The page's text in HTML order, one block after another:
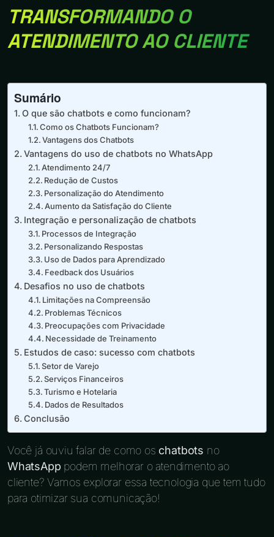
TRANSFORMANDO O
ATENDIMENTO AO CLIENTE
Sumário
O que são chatbots e como funcionam?
Como os Chatbots Funcionam?
Vantagens dos Chatbots
Vantagens do uso de chatbots no WhatsApp
Atendimento 24/7
Redução de Custos
Personalização do Atendimento
Aumento da Satisfação do Cliente
Integração e personalização de chatbots
Processos de Integração
Personalizando Respostas
Uso de Dados para Aprendizado
Feedback dos Usuários
Desafios no uso de chatbots
Limitações na Compreensão
Problemas Técnicos
Preocupações com Privacidade
Necessidade de Treinamento
Estudos de caso: sucesso com chatbots
Setor de Varejo
Serviços Financeiros
Turismo e Hotelaria
Dados de Resultados
Conclusão
Você já ouviu falar de como os chatbots no
WhatsApp podem melhorar o atendimento ao
cliente? Vamos explorar essa tecnologia que tem tudo
para otimizar sua comunicação!